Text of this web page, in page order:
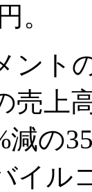
。
ト
売上
減の
イル